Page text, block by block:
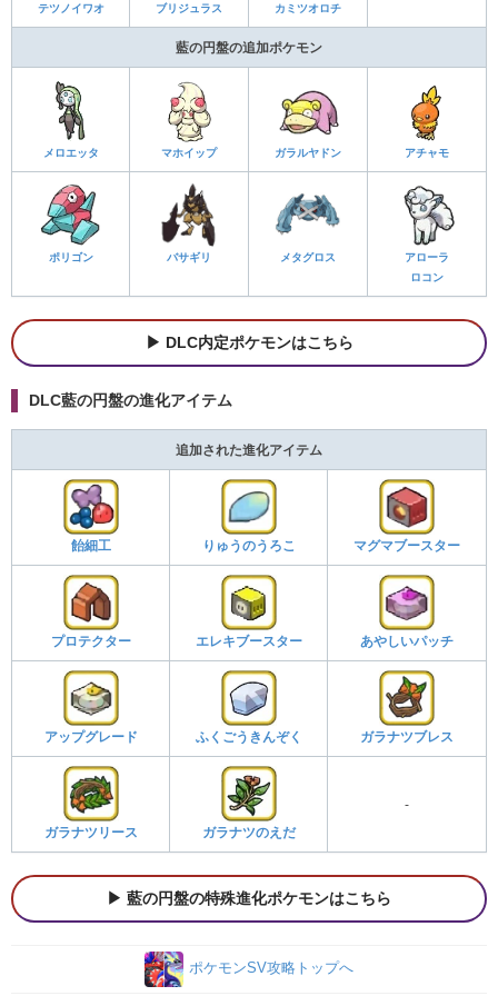
テツノイワオ ブリジュラス カミツオロチ
藍の円盤の追加ポケモン
メロエッタ マホイップ ガラルヤドン アチャモ
ポリゴン バサギリ メタグロス
アローラ
ロコン
DLC内定ポケモンはこちら
DLC藍の円盤の進化アイテム
追加された進化アイテム
飴細工 りゅうのうろこ マグマブースター
プロテクター エレキブースター あやしいパッチ
アップグレード ふくごうきんぞく ガラナツブレス
ガラナツリース ガラナツのえだ
-
藍の円盤の特殊進化ポケモンはこちら
ポケモンSV攻略トップへ